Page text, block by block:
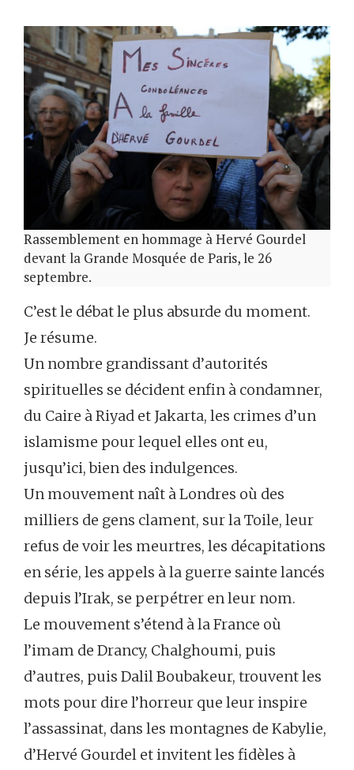
Rassemblement en hommage à Hervé Gourdel
devant la Grande Mosquée de Paris, le 26
septembre.
C’est le débat le plus absurde du moment.
Je résume.
Un nombre grandissant d’autorités
spirituelles se décident enfin à condamner,
du Caire à Riyad et Jakarta, les crimes d’un
islamisme pour lequel elles ont eu,
jusqu’ici, bien des indulgences.
Un mouvement naît à Londres où des
milliers de gens clament, sur la Toile, leur
refus de voir les meurtres, les décapitations
en série, les appels à la guerre sainte lancés
depuis l’Irak, se perpétrer en leur nom.
Le mouvement s’étend à la France où
l’imam de Drancy, Chalghoumi, puis
d’autres, puis Dalil Boubakeur, trouvent les
mots pour dire l’horreur que leur inspire
l’assassinat, dans les montagnes de Kabylie,
d’Hervé Gourdel et invitent les fidèles à